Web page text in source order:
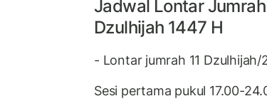
Jadwal Lontar Jumrah
Dzulhijah 1447 H
- Lontar jumrah 11 Dzulhijah/
Sesi pertama pukul 17.00-